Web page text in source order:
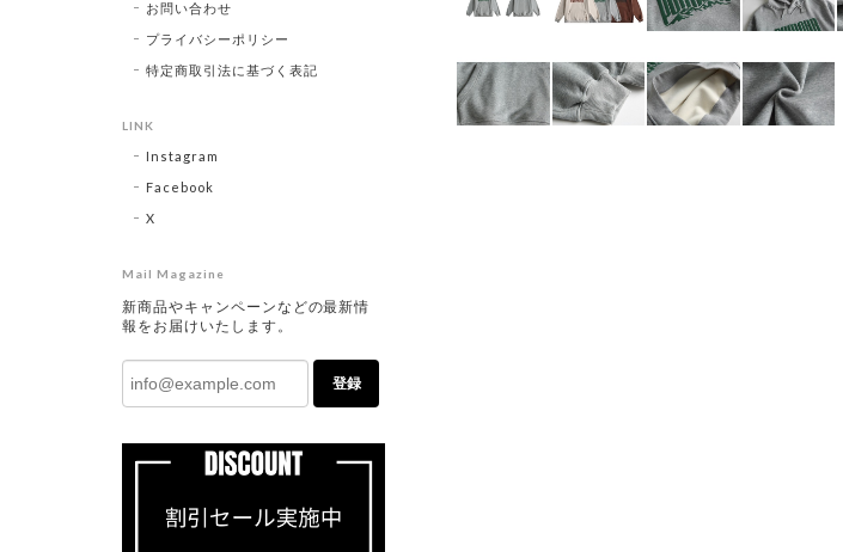
お問い合わせ
プライバシーポリシー
特定商取引法に基づく表記
LINK
Instagram
Facebook
X
Mail Magazine
新商品やキャンペーンなどの最新情
報をお届けいたします。
登録